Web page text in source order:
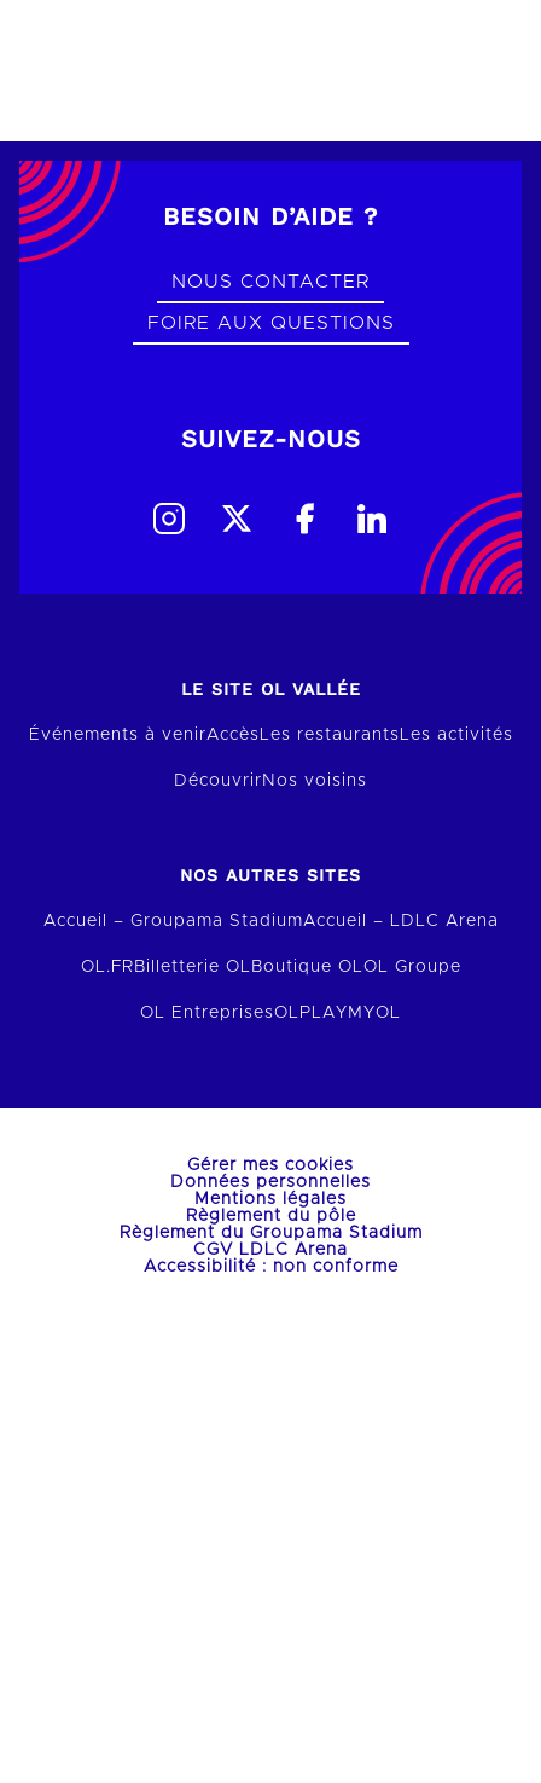
BESOIN D’AIDE ?
NOUS CONTACTER
FOIRE AUX QUESTIONS
SUIVEZ-NOUS
LE SITE OL VALLÉE
Événements à venirAccès Les restaurants Les activités
Découvrir Nos voisins
NOS AUTRES SITES
Accueil – Groupama StadiumAccueil – LDLC Arena
OL.FR Billetterie OL Boutique OL OL Groupe
OL EntreprisesOLPLAY MYOL
Gérer mes cookies
Données personnelles
Mentions légales
Règlement du pôle
Règlement du Groupama Stadium
CGV LDLC Arena
Accessibilité : non conforme